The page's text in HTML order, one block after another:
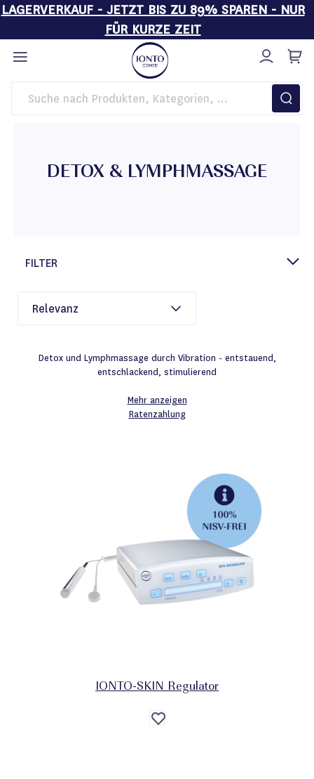
LAGERVERKAUF - JETZT BIS ZU 89% SPAREN - NUR
FÜR KURZE ZEIT
Direkt
zum
Inhalt
Startseite Kosmetikgeräte BASIC LINE Detox & Lymphmassage
DETOX & LYMPHMASSAGE
FILTER
Detox und Lymphmassage durch Vibration - entstauend,
entschlackend, stimulierend
Mehr anzeigen
Ratenzahlung
IONTO-SKIN Regulator
Auf
die